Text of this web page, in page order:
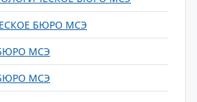
БЮРО МСЭ
МСЭ
МСЭ